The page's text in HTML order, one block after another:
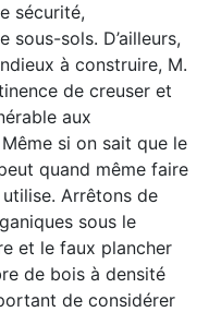
sécurité,
sols. D’ailleurs,
à construire, M.
de creuser et
aux
si on sait que le
quand même faire
Arrêtons de
sous le
et le faux plancher
de bois à densité
de considérer